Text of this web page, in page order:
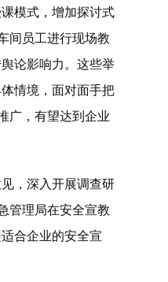
模式，增加探讨式
间员工进行现场教
论影响力。这些举
情境，面对面手把
广，有望达到企业
，深入开展调查研
管理局在安全宣教
合企业的安全宣